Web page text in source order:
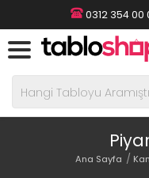
0312 354 00
Ana Sayfa